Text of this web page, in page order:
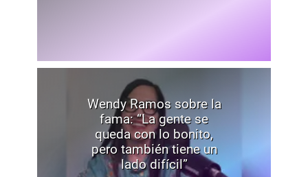
Wendy Ramos sobre la
fama: “La gente se
queda con lo bonito,
pero también tiene un
lado difícil”